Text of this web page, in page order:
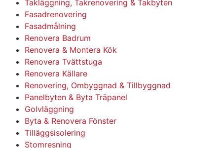
Takläggning, Takrenovering & Takbyten
Fasadrenovering
Fasadmålning
Renovera Badrum
Renovera & Montera Kök
Renovera Tvättstuga
Renovera Källare
Renovering, Ombyggnad & Tillbyggnad
Panelbyten & Byta Träpanel
Golvläggning
Byta & Renovera Fönster
Tilläggsisolering
Stomresning